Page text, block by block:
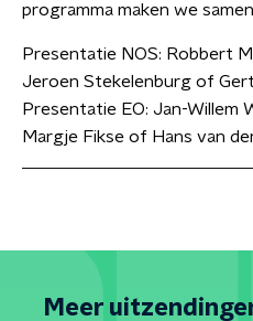
programma maken we
Presentatie NOS: Robbert
Jeroen Stekelenburg of
Presentatie EO: Jan-Willem
Margje Fikse of Hans van
Meer